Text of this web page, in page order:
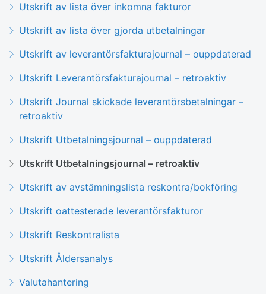
Utskrift av lista över inkomna fakturor
Utskrift av lista över gjorda utbetalningar
Utskrift av leverantörsfakturajournal – ouppdaterad
Utskrift Leverantörsfakturajournal – retroaktiv
Utskrift Journal skickade leverantörsbetalningar –
retroaktiv
Utskrift Utbetalningsjournal – ouppdaterad
Utskrift Utbetalningsjournal – retroaktiv
Utskrift av avstämningslista reskontra/bokföring
Utskrift oattesterade leverantörsfakturor
Utskrift Reskontralista
Utskrift Åldersanalys
Valutahantering